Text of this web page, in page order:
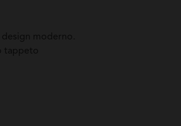
moderno.
tappeto